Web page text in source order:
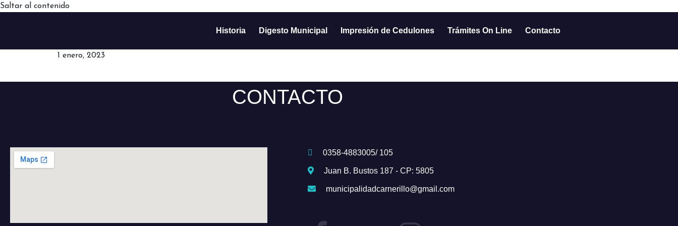
Saltar al contenido
Historia Digesto Municipal Impresión de Cedulones Trámites On Line Contacto
1 enero, 2023
CONTACTO
0358-4883005/ 105
Juan B. Bustos 187 - CP: 5805
municipalidadcarnerillo@gmail.com